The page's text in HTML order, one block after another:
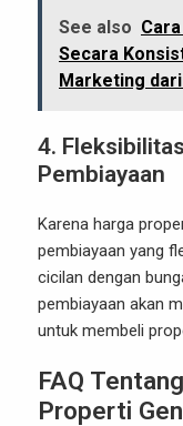
See also
Secara
Marketing
4.
Pembiayaan
Karena harga
pembiayaan yang
cicilan dengan
pembiayaan akan
untuk membeli
FAQ
Properti